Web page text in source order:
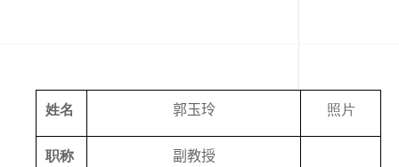
姓名 郭玉玲 照片
职称 副教授